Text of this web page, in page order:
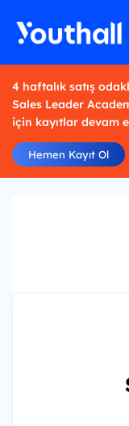
4 haftalık satış
Sales Leader
için kayıtlar devam
Hemen Kayıt Ol